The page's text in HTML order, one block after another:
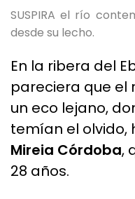
SUSPIRA el río
desde su lecho.
En la ribera del
pareciera que el
un eco lejano,
temían el olvido,
Mireia Córdoba,
28 años.